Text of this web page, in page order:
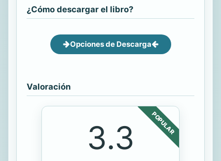
¿Cómo descargar el libro?
Opciones de Descarga
Valoración
POPULAR
3.3